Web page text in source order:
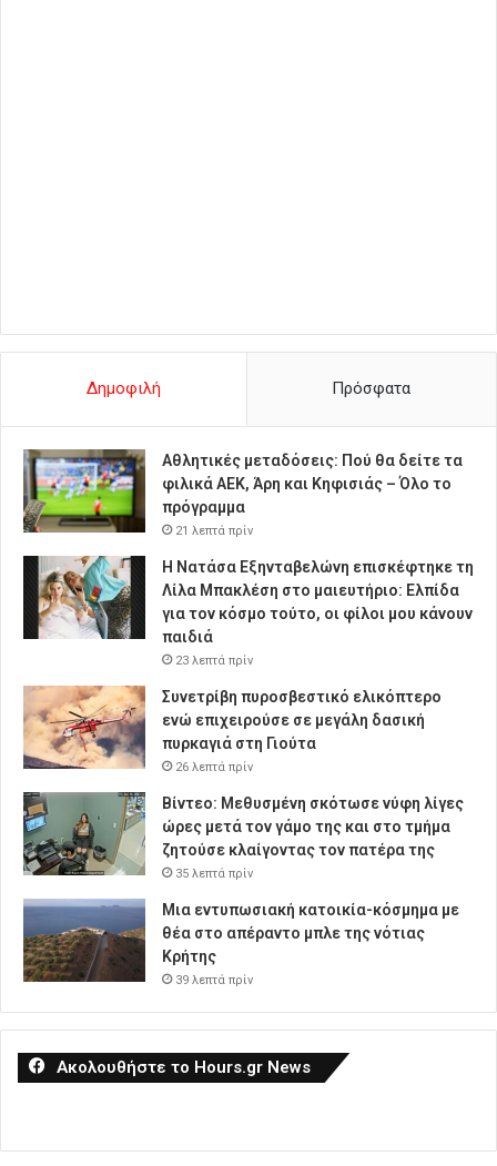
Δημοφιλή Πρόσφατα
Αθλητικές μεταδόσεις: Πού θα δείτε τα
φιλικά ΑΕΚ, Άρη και Κηφισιάς – Όλο το
πρόγραμμα
21 λεπτά πρίν
Η Νατάσα Εξηνταβελώνη επισκέφτηκε τη
Λίλα Μπακλέση στο μαιευτήριο: Ελπίδα
για τον κόσμο τούτο, οι φίλοι μου κάνουν
παιδιά
23 λεπτά πρίν
Συνετρίβη πυροσβεστικό ελικόπτερο
ενώ επιχειρούσε σε μεγάλη δασική
πυρκαγιά στη Γιούτα
26 λεπτά πρίν
Βίντεο: Μεθυσμένη σκότωσε νύφη λίγες
ώρες μετά τον γάμο της και στο τμήμα
ζητούσε κλαίγοντας τον πατέρα της
35 λεπτά πρίν
Μια εντυπωσιακή κατοικία-κόσμημα με
θέα στο απέραντο μπλε της νότιας
Κρήτης
39 λεπτά πρίν
Ακολουθήστε το Hours.gr News